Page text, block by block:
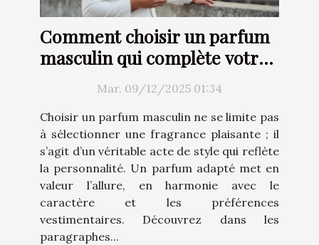
Comment choisir un parfum
masculin qui complète votre
Mar. 09/12/2025 01:34
Choisir un parfum masculin ne se limite pas
à sélectionner une fragrance plaisante ; il
s’agit d’un véritable acte de style qui reflète
la personnalité. Un parfum adapté met en
valeur l’allure, en harmonie avec le
caractère et les préférences
vestimentaires. Découvrez dans les
paragraphes...